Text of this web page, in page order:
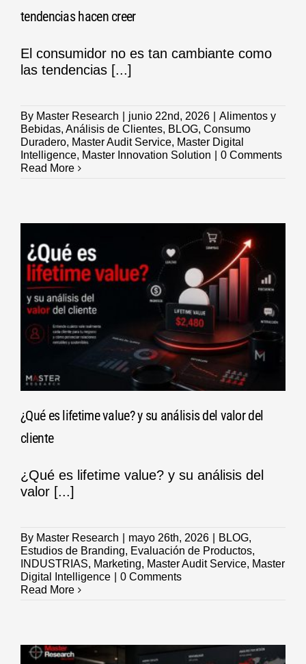
tendencias hacen creer
El consumidor no es tan cambiante como
las tendencias [...]
By Master Research junio 22nd, 2026
Alimentos y
Bebidas, Análisis de Clientes, BLOG, Consumo
Duradero, Master Audit Service, Master Digital
Intelligence, Master Innovation Solution
0 Comments
Read More
¿Qué es lifetime value? y su análisis del valor del
cliente
¿Qué es lifetime value? y su análisis del
valor [...]
By Master Research mayo 26th, 2026 BLOG,
Estudios de Branding, Evaluación de Productos,
INDUSTRIAS, Marketing, Master Audit Service, Master
Digital Intelligence
0 Comments
Read More